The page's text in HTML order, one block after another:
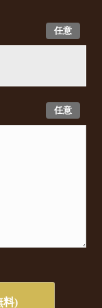
任意
任意